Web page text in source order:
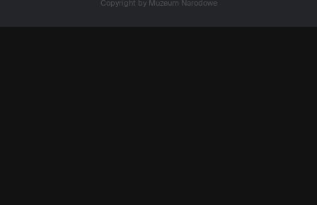
Copyright by Muzeum Narodowe